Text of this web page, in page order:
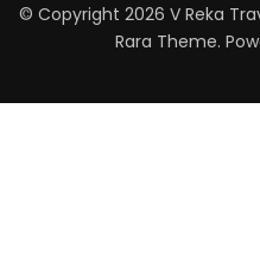
© Copyright 2026 V Reka
Rara Theme.